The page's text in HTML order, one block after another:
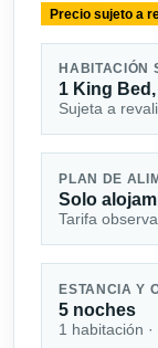
Precio sujeto a
HABITACIÓN
1 King
Sujeta a
PLAN DE
Solo
Tarifa
ESTANCIA Y
5 noches
1 habitación